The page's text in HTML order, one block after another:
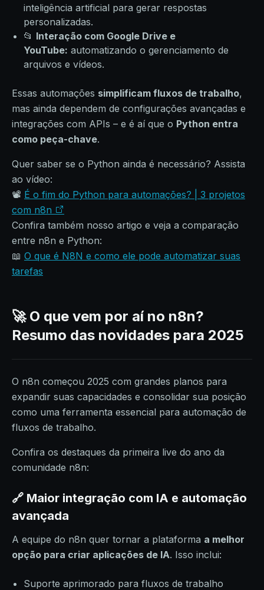
inteligência artificial para gerar respostas
personalizadas.
📂 Interação com Google Drive e
YouTube: automatizando o gerenciamento de
arquivos e vídeos.
Essas automações simplificam fluxos de trabalho,
mas ainda dependem de configurações avançadas e
integrações com APIs – e é aí que o Python entra
como peça-chave.
Quer saber se o Python ainda é necessário? Assista
ao vídeo:
📽️ É o fim do Python para automações? | 3 projetos
com n8n
Confira também nosso artigo e veja a comparação
entre n8n e Python:
📖 O que é N8N e como ele pode automatizar suas
tarefas
🚀 O que vem por aí no n8n?
Resumo das novidades para 2025
O n8n começou 2025 com grandes planos para
expandir suas capacidades e consolidar sua posição
como uma ferramenta essencial para automação de
fluxos de trabalho.
Confira os destaques da primeira live do ano da
comunidade n8n:
🔗 Maior integração com IA e automação
avançada
A equipe do n8n quer tornar a plataforma a melhor
opção para criar aplicações de IA. Isso inclui:
Suporte aprimorado para fluxos de trabalho